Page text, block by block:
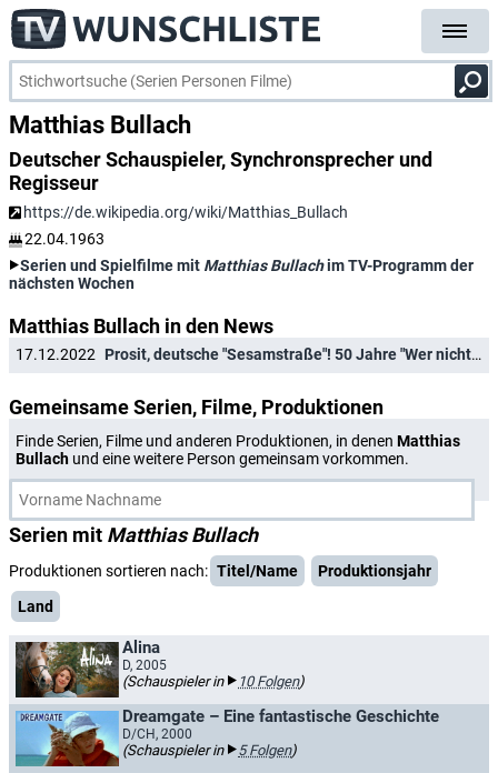
Matthias Bullach
Deutscher Schauspieler, Synchronsprecher und
Regisseur
https://de.wikipedia.org/wiki/Matthias_Bullach
22.04.1963
Serien und Spielfilme mit Matthias Bullachim TV-Programm der
nächsten Wochen
Matthias Bullach in den News
17.12.2022 Prosit, deutsche "Sesamstraße"! 50 Jahre "Wer nicht fragt, bleibt dumm!"
Gemeinsame Serien, Filme, Produktionen
Finde Serien, Filme und anderen Produktionen, in denen Matthias
Bullach und eine weitere Person gemeinsam vorkommen.
Serien mit Matthias Bullach
Produktionen sortieren nach: Titel/Name
Produktionsjahr
Land
Alina
D, 2005
(Schauspieler in 10 Folgen)
Dreamgate – Eine fantastische Geschichte
D/CH, 2000
(Schauspieler in 5 Folgen)